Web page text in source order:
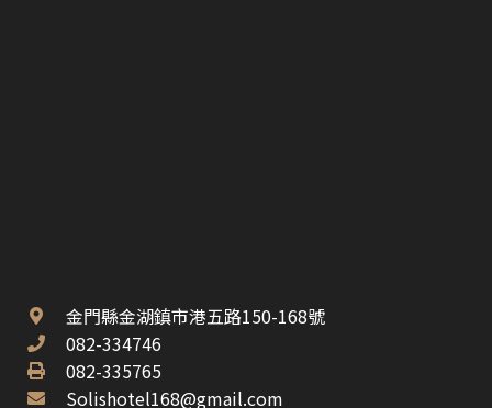
金門縣金湖鎮市港五路150-168號
082-334746
082-335765
Solishotel168@gmail.com